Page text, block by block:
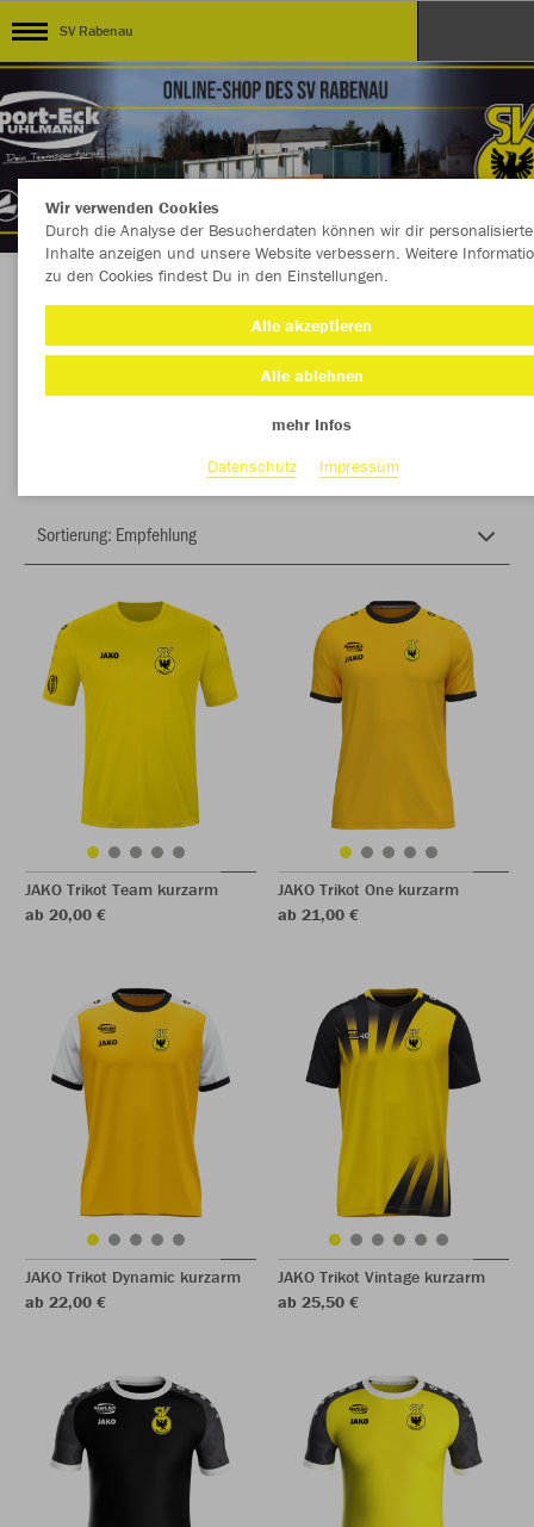
SV Rabenau
Herzlich Willkommen im Teamshop SV
Rabenau
JAKO Trikot Team kurzarm
ab 20,00 €
JAKO Trikot One kurzarm
ab 21,00 €
JAKO Trikot Dynamic kurzarm
ab 22,00 €
JAKO Trikot Vintage kurzarm
ab 25,50 €
Wir verwenden Cookies
Durch die Analyse der Besucherdaten können wir dir personalisierte
Inhalte anzeigen und unsere Website verbessern. Weitere
zu den Cookies findest Du in den Einstellungen.
Alle akzeptieren
Alle ablehnen
mehr Infos
Datenschutz
Impressum